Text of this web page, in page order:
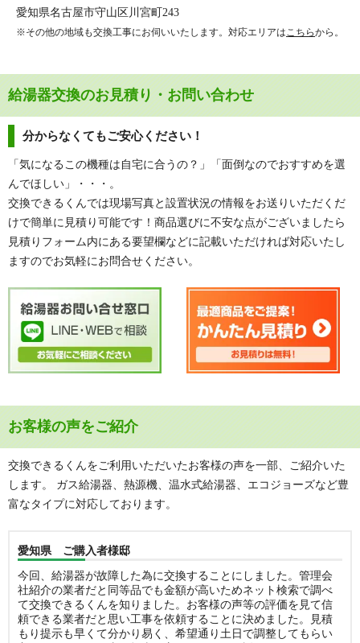
愛知県名古屋市守山区川宮町243
※その他の地域も交換工事にお伺いいたします。対応エリアはこちらから。
給湯器交換のお見積り・お問い合わせ
分からなくてもご安心ください！
「気になるこの機種は自宅に合うの？」「面倒なのでおすすめを選
んでほしい」・・・。
交換できるくんでは現場写真と設置状況の情報をお送りいただくだ
けで簡単に見積り可能です！商品選びに不安な点がございましたら
見積りフォーム内にある要望欄などに記載いただければ対応いたし
ますのでお気軽にお問合せください。
お客様の声をご紹介
交換できるくんをご利用いただいたお客様の声を一部、ご紹介いた
します。 ガス給湯器、熱源機、温水式給湯器、エコジョーズなど豊
富なタイプに対応しております。
愛知県 ご購入者様邸
今回、給湯器が故障した為に交換することにしました。管理会
社紹介の業者だと同等品でも金額が高いためネット検索で調べ
て交換できるくんを知りました。お客様の声等の評価を見て信
頼できる業者だと思い工事を依頼することに決めました。見積
もり提示も早くて分かり易く、希望通り土日で調整してもらい